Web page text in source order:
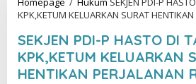
KPK,KETUM KELUARKAN SURAT HENTIKAN
SEKJEN PDI-P HASTO DI
KPK,KETUM KELUARKAN
HENTIKAN PERJALANAN